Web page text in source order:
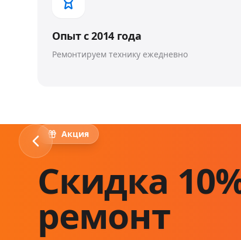
Опыт с 2014 года
Ремонтируем технику ежедневно
Акция
Скидка
ремонт